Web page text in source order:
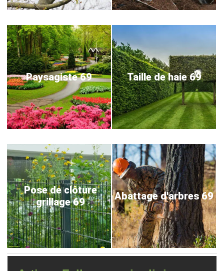
Paysagiste 69 Taille de haie 69
Pose de clôture
grillage 69
Abattage d'arbres 69